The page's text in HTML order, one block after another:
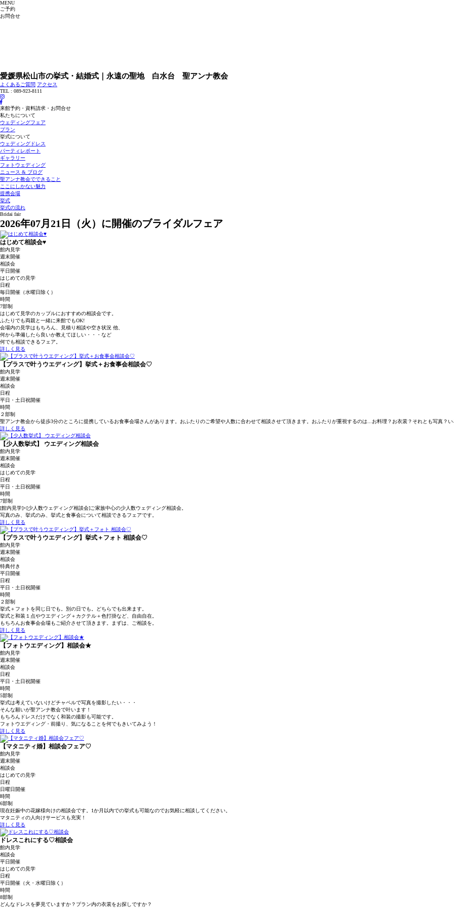
MENU
ご予約
お問合せ
愛媛県松山市の挙式・結婚式｜永遠の聖地 白水台 聖アンナ教会
よくあるご質問 アクセス
TEL : 089-923-8111
来館予約・資料請求・お問合せ
私たちについて
ウェディングフェア
プラン
挙式について
ウェディングドレス
パーティレポート
ギャラリー
フォトウェディング
ニュース & ブログ
聖アンナ教会でできること
ここにしかない魅力
提携会場
挙式
挙式の流れ
Bridai fair
2026年07月21日（火）に開催のブライダルフェア
はじめて相談会♥
館内見学
週末開催
相談会
平日開催
はじめての見学
日程
毎日開催（水曜日除く）
時間
7部制
はじめて見学のカップルにおすすめの相談会です。
ふたりでも両親と一緒に来館でもOK!
会場内の見学はもちろん、見積り相談や空き状況 他、
何から準備したら良いか教えてほしい・・・など
何でも相談できるフェア。
詳しく見る
【プラスで叶うウエディング】挙式＋お食事会相談会♡
館内見学
週末開催
相談会
日程
平日・土日祝開催
時間
２部制
聖アンナ教会から徒歩3分のところに提携しているお食事会場さんがあります。おふたりのご希望や人数に合わせて相談させて頂きます。おふたりが重視するのは...お料理？お衣裳？それとも写真？
詳しく見る
【少人数挙式】 ウエディング相談会
館内見学
週末開催
相談会
はじめての見学
日程
平日・土日祝開催
時間
7部制
[館内見学]×[少人数ウェディング相談会]ご家族中心の少人数ウェディング相談会。
写真のみ、挙式のみ、挙式と食事会について相談できるフェアです。
詳しく見る
【プラスで叶うウエディング】挙式＋フォト 相談会♡
館内見学
週末開催
相談会
特典付き
平日開催
日程
平日・土日祝開催
時間
２部制
挙式＋フォトを同じ日でも。別の日でも。どちらでも出来ます。
挙式と和装１点やウエディング＋カクテル＋色打掛など、自由自在。
もちろんお食事会会場もご紹介させて頂きます。まずは、ご相談を。
詳しく見る
【フォトウエディング】相談会★
館内見学
週末開催
相談会
日程
平日・土日祝開催
時間
5部制
挙式は考えていないけどチャペルで写真を撮影したい・・・
そんな願いが聖アンナ教会で叶います！
もちろんドレスだけでなく和装の撮影も可能です。
フォトウエディング・前撮り、気になることを何でもきいてみよう！
詳しく見る
【マタニティ婚】相談会フェア♡
館内見学
週末開催
相談会
はじめての見学
日程
日曜日開催
時間
6部制
現在妊娠中の花嫁様向けの相談会です。1か月以内での挙式も可能なのでお気軽に相談してください。
マタニティの人向けサービスも充実！
詳しく見る
ドレスこれにする♡相談会
館内見学
相談会
平日開催
はじめての見学
日程
平日開催（火・水曜日除く）
時間
8部制
どんなドレスを夢見ていますか？プラン内の衣裳をお探しですか？